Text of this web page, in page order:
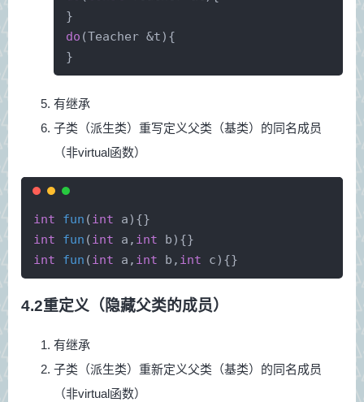
}
do (Teacher &t){
}
有继承
子类（派生类）重写定义父类（基类）的同名成员
（非virtual函数）
int fun (int a) {}
int
fun (int a, int b) {}
int
fun (int a, int b, int c) {}
4.2重定义（隐藏父类的成员）
有继承
子类（派生类）重新定义父类（基类）的同名成员
（非virtual函数）